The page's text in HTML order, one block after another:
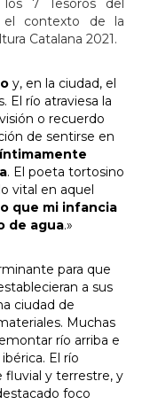
el contexto de la
Catalana 2021.
y, en la ciudad, el
El río atraviesa la
o recuerdo
de sentirse en
. El poeta tortosino
vital en aquel
que mi infancia
de agua.»
para que
a sus
ciudad de
Muchas
río arriba e
El río
fluvial y terrestre, y
foco